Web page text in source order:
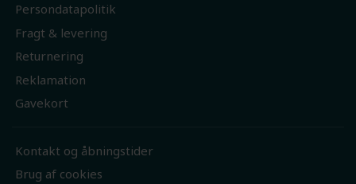
Persondatapolitik
Fragt & levering
Returnering
Reklamation
Gavekort
Kontakt og åbningstider
Brug af cookies